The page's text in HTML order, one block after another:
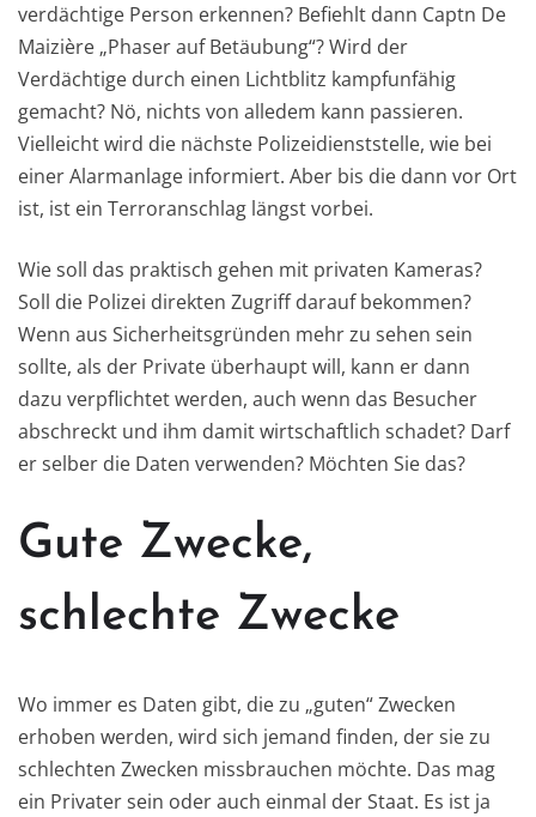
verdächtige Person erkennen? Befiehlt dann Captn De
Maizière „Phaser auf Betäubung“? Wird der
Verdächtige durch einen Lichtblitz kampfunfähig
gemacht? Nö, nichts von alledem kann passieren.
Vielleicht wird die nächste Polizeidienststelle, wie bei
einer Alarmanlage informiert. Aber bis die dann vor Ort
ist, ist ein Terroranschlag längst vorbei.
Wie soll das praktisch gehen mit privaten Kameras?
Soll die Polizei direkten Zugriff darauf bekommen?
Wenn aus Sicherheitsgründen mehr zu sehen sein
sollte, als der Private überhaupt will, kann er dann
dazu verpflichtet werden, auch wenn das Besucher
abschreckt und ihm damit wirtschaftlich schadet? Darf
er selber die Daten verwenden? Möchten Sie das?
Gute Zwecke,
schlechte Zwecke
Wo immer es Daten gibt, die zu „guten“ Zwecken
erhoben werden, wird sich jemand finden, der sie zu
schlechten Zwecken missbrauchen möchte. Das mag
ein Privater sein oder auch einmal der Staat. Es ist ja